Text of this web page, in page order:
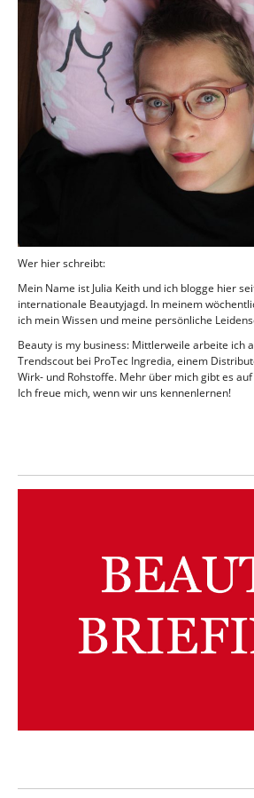
Wer hier schreibt:
Mein Name ist Julia Keith und ich blogge hier
internationale Beautyjagd. In meinem
ich mein Wissen und meine persönliche
Beauty is my business: Mittlerweile arbeite ich
Trendscout bei ProTec Ingredia, einem
Wirk- und Rohstoffe. Mehr über mich gibt es
Ich freue mich, wenn wir uns kennenlernen!